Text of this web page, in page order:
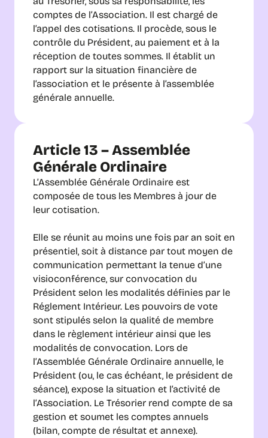
comptes de l’Association. Il est chargé de
l’appel des cotisations. Il procède, sous le
contrôle du Président, au paiement et à la
réception de toutes sommes. Il établit un
rapport sur la situation financière de
l’association et le présente à l’assemblée
générale annuelle.
Article 13 – Assemblée
Générale Ordinaire
L’Assemblée Générale Ordinaire est
composée de tous les Membres à jour de
leur cotisation.
Elle se réunit au moins une fois par an soit en
présentiel, soit à distance par tout moyen de
communication permettant la tenue d’une
visioconférence, sur convocation du
Président selon les modalités définies par le
Réglement Intérieur. Les pouvoirs de vote
sont stipulés selon la qualité de membre
dans le règlement intérieur ainsi que les
modalités de convocation. Lors de
l’Assemblée Générale Ordinaire annuelle, le
Président (ou, le cas échéant, le président de
séance), expose la situation et l’activité de
l’Association. Le Trésorier rend compte de sa
gestion et soumet les comptes annuels
(bilan, compte de résultat et annexe).